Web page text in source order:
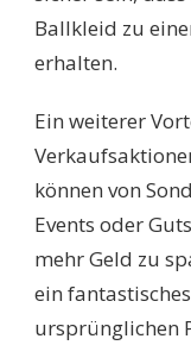
Ballkleid zu
erhalten.
Ein weiterer
können von
Events oder
mehr Geld zu
ein
ursprünglichen